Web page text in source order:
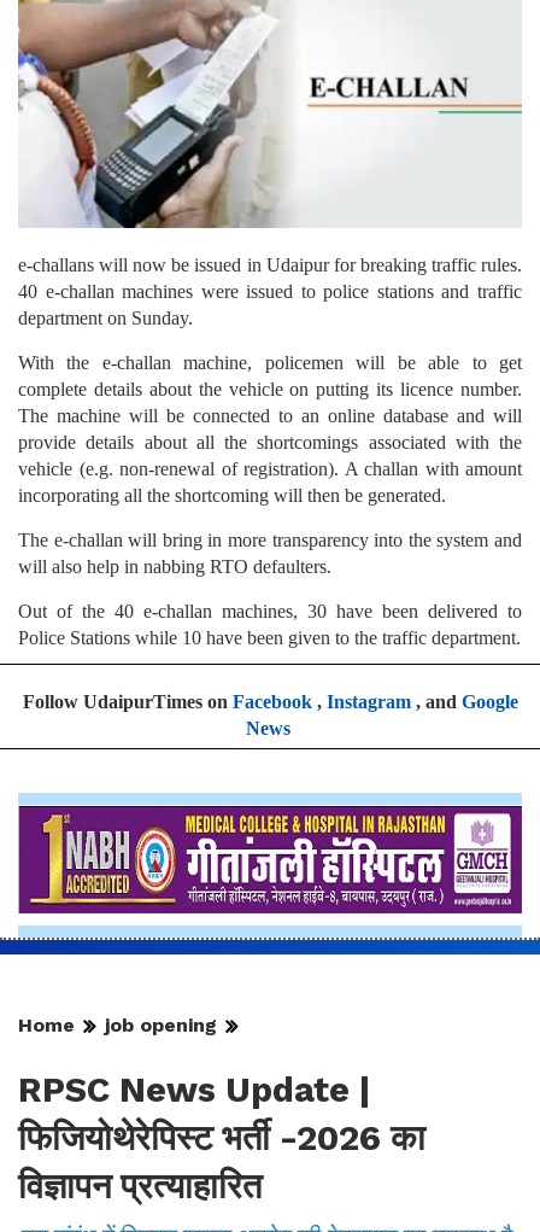
e-challans will now be issued in Udaipur for breaking traffic rules.
40 e-challan machines were issued to police stations and traffic
department on Sunday.
With the e-challan machine, policemen will be able to get
complete details about the vehicle on putting its licence number.
The machine will be connected to an online database and will
provide details about all the shortcomings associated with the
vehicle (e.g. non-renewal of registration). A challan with amount
incorporating all the shortcoming will then be generated.
The e-challan will bring in more transparency into the system and
will also help in nabbing RTO defaulters.
Out of the 40 e-challan machines, 30 have been delivered to
Police Stations while 10 have been given to the traffic department.
Follow UdaipurTimes on Facebook, Instagram, and Google
News
Home job opening
RPSC News Update |
फिजियोथेरेपिस्ट भर्ती -2026 का
विज्ञापन प्रत्याहारित